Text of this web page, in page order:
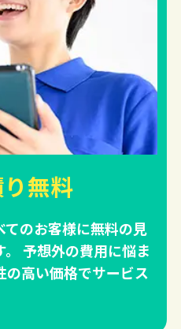
無料
のお客様に無料の見
予想外の費用に悩ま
の高い価格でサービス